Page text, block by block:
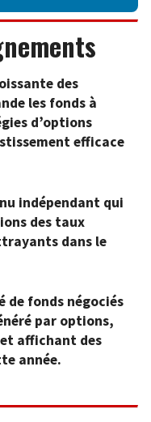
des
les fonds à
d’options
efficace
indépendant qui
des taux
dans le
de fonds négociés
par options,
affichant des
année.